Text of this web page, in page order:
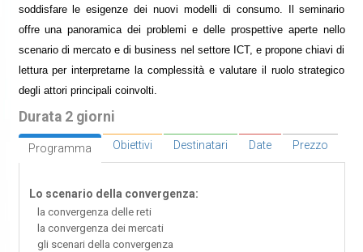
soddisfare le esigenze dei nuovi modelli di consumo. Il seminario
offre una panoramica dei problemi e delle prospettive aperte nello
scenario di mercato e di business nel settore ICT, e propone chiavi di
lettura per interpretarne la complessità e valutare il ruolo strategico
degli attori principali coinvolti.
Durata 2 giorni
Programma Obiettivi Destinatari Date Prezzo
Lo scenario della convergenza:
la convergenza delle reti
la convergenza dei mercati
gli scenari della convergenza